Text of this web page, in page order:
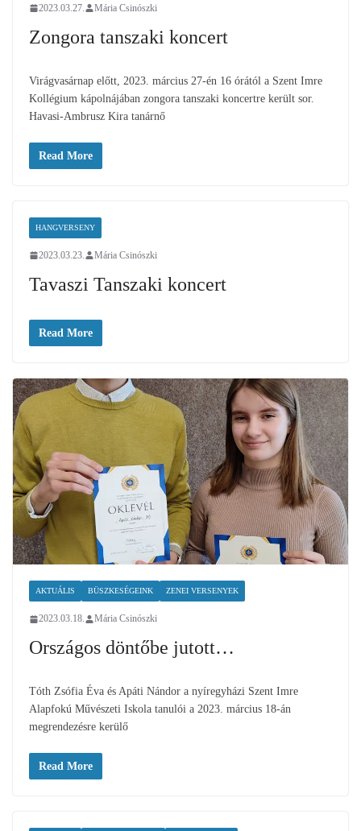
2023.03.27. Mária Csinószki
Zongora tanszaki koncert
Virágvasárnap előtt, 2023. március 27-én 16 órától a Szent Imre
Kollégium kápolnájában zongora tanszaki koncertre került sor.
Havasi-Ambrusz Kira tanárnő
Read More
HANGVERSENY
2023.03.23. Mária Csinószki
Tavaszi Tanszaki koncert
Read More
AKTUÁLIS BÜSZKESÉGEINK ZENEI VERSENYEK
2023.03.18. Mária Csinószki
Országos döntőbe jutott…
Tóth Zsófia Éva és Apáti Nándor a nyíregyházi Szent Imre
Alapfokú Művészeti Iskola tanulói a 2023. március 18-án
megrendezésre kerülő
Read More